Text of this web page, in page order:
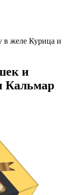
в желе Курица и
и
Кальмар